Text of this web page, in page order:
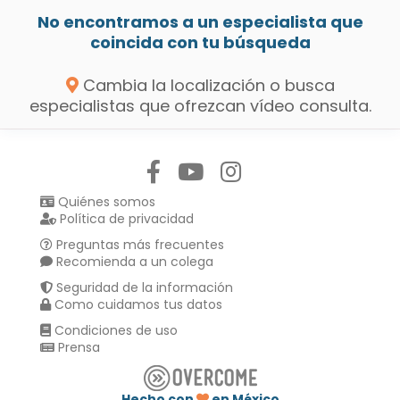
No encontramos a un especialista que
coincida con tu búsqueda
Cambia la localización o busca
especialistas que ofrezcan vídeo consulta.
Quiénes somos
Política de privacidad
Preguntas más frecuentes
Recomienda a un colega
Seguridad de la información
Como cuidamos tus datos
Condiciones de uso
Prensa